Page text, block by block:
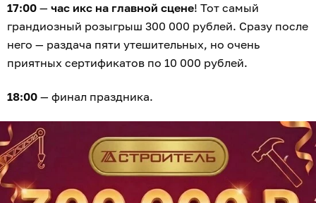
17:00 — час икс на главной сцене! Тот самый
грандиозный розыгрыш 300 000 рублей. Сразу после
него — раздача пяти утешительных, но очень
приятных сертификатов по 10 000 рублей.
18:00 — финал праздника.